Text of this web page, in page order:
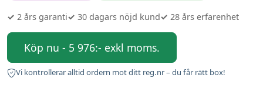
✓ 2 års garanti✓ 30 dagars nöjd kund✓ 28 års erfarenhet
Köp nu - 5 976:- exkl moms.
Vi kontrollerar alltid ordern mot ditt reg.nr – du får rätt box!